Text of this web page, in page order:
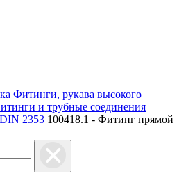
Фитинги, рукава высокого
и трубные соединения
2353 100418.1 - Фитинг прямой